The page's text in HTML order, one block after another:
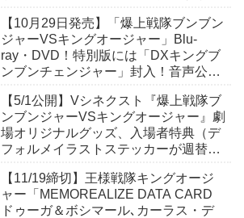
【10月29日発売】「爆上戦隊ブンブン
ジャーVSキングオージャー」Blu-
ray・DVD！特別版には「DXキングブ
ンブンチェンジャー」封入！音声公
【5/1公開】Vシネクスト『爆上戦隊ブ
ンブンジャーVSキングオージャー』劇
場オリジナルグッズ、入場者特典（デ
フォルメイラストステッカーが週替わ
【11/19締切】王様戦隊キングオージ
ャー「MEMOREALIZE DATA CARD
ドゥーガ＆ボシマール､カーラス・デ